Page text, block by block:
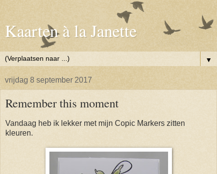
Kaarten à la Janette
▼
vrijdag 8 september 2017
Remember this moment
Vandaag heb ik lekker met mijn Copic Markers zitten
kleuren.